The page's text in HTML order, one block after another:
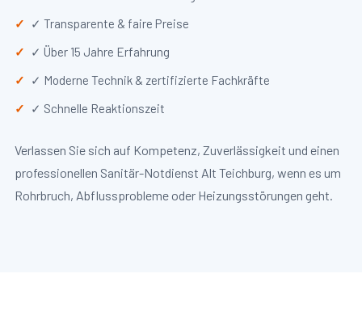
✓ Transparente & faire Preise
✓ Über 15 Jahre Erfahrung
✓ Moderne Technik & zertifizierte Fachkräfte
✓ Schnelle Reaktionszeit
Verlassen Sie sich auf Kompetenz, Zuverlässigkeit und einen
professionellen Sanitär-Notdienst Alt Teichburg, wenn es um
Rohrbruch, Abflussprobleme oder Heizungsstörungen geht.